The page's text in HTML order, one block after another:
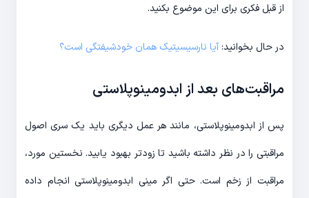
از قبل فکری برای این موضوع بکنید.
در حال بخوانید:آیا نارسیسیتیک همان خودشیفتگی است؟
مراقبت‌های بعد از ابدومینوپلاستی
پس از ابدومینوپلاستی، مانند هر عمل دیگری باید یک سری اصول
مراقبتی را در نظر داشته باشید تا زودتر بهبود یابید. نخستین مورد،
مراقبت از زخم است. حتی اگر مینی ابدومینوپلاستی انجام داده